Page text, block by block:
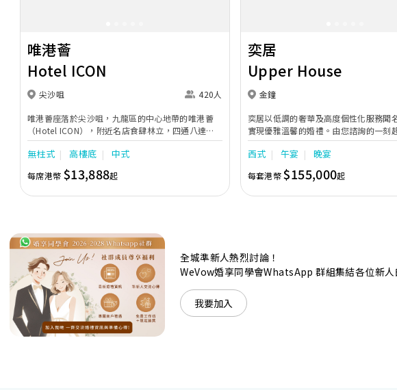
唯港薈
Hotel ICON
尖沙咀 420人
唯港薈座落於尖沙咀，九龍區的中心地帶的唯港薈
（Hotel ICON），附近名店食肆林立，四通八達，
充分展現繁華鬧巿中的活力個性，成為一眾準新人舉
辦婚宴的熱門之選。專業團隊由策劃統籌至所有婚宴
每個細節，唯港薈都力臻完美，保證讓您留下獨特的
醉人回憶。 擁有時尚高樓頂的Silverbox宴會廳，配
置了全套先進的視聽影音及燈光設備配套，並採用極
力氛圍的自助餐﹔唯港薈（Hotel ICON），多個風
格各異的婚宴場地，都完美切合各準新人的個性及預
算﹔保證為您打造夢寐以求的特別日子，令賓客永誌
難忘！
無柱式 高樓底 中式
每席港幣 $13,888起
奕居
Upper House
金鐘
奕居以低調的奢華及高度個性化服務聞
實現優雅溫馨的婚禮。由您諮詢的一刻
日子，我們的專業團隊會為您攜手實現
西式 午宴 晚宴
每套港幣$155,000起
全城準新人熱烈討論！
WeVow婚享同學會WhatsApp 群組集結各位新
我要加入